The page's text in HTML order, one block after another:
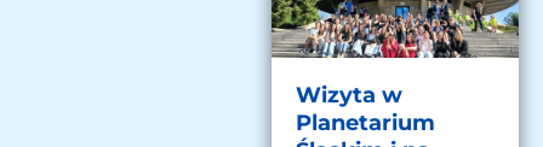
Wizyta w
Planetarium